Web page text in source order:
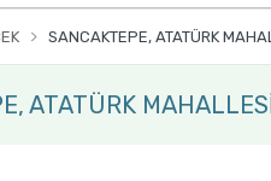
SANCAKTEPE, ATATÜRK
ATATÜRK